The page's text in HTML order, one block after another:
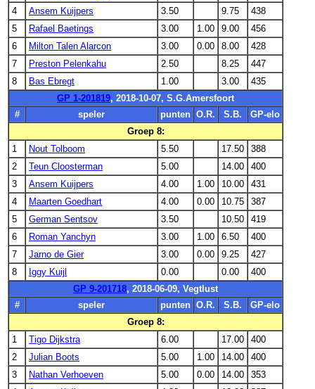
4
Ansem Kuijpers 3.50 9.75
438
5
Rafael Baetings 3.00 1.00 9.00
456
6
Milton Talen Alarcon 3.00 0.00 8.00
428
7
Preston Pelenkahu 2.50 8.25
447
8
Bas Ebregt 1.00 3.00
435
GP 1-201819, 2018-10-07, S.G.Amersfoort
#
speler punten O.R. S.B.
GP-elo
Groep 8:
1
Nout Tolboom 5.50 17.50
388
2
Teun Cloosterman 5.00 14.00
400
3
Ansem Kuijpers 4.00 1.00 10.00
431
4
Maarten Goedhart 4.00 0.00 10.75
387
5
German Sentsov 3.50 10.50
419
6
Roman Yanchyn 3.00 1.00 6.50
400
7
Jarno de Gier 3.00 0.00 9.25
427
8
Iggy Kuijl 0.00 0.00
400
GP 9-201718, 2018-06-09, Vegtlust
#
speler punten O.R. S.B.
GP-elo
Groep 8:
1
Tigo Dijkstra 6.00 17.00
400
2
Julian Boots 5.00 1.00 14.00
400
3
Nathan Verhoeven 5.00 0.00 14.00
353